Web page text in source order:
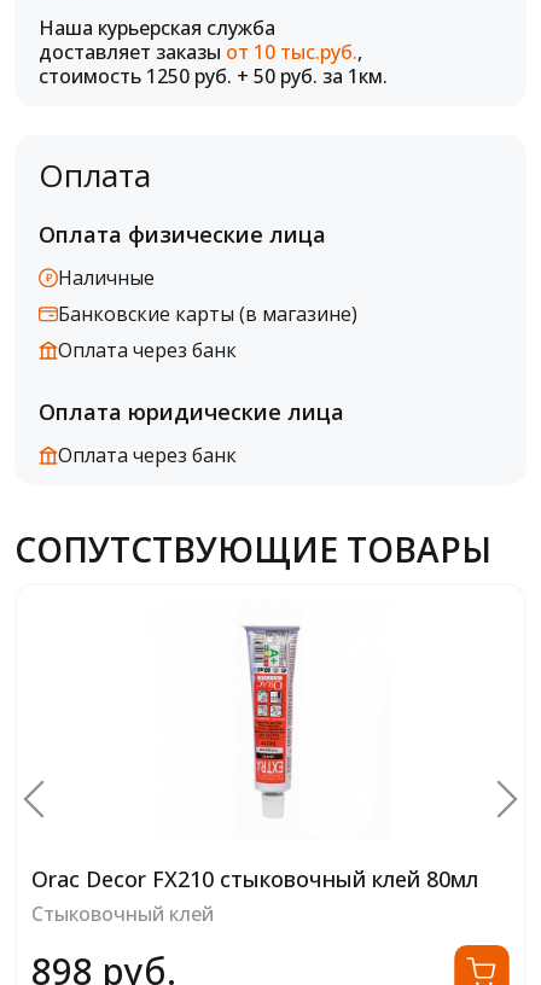
Наша курьерская служба
доставляет заказы от 10 тыс.руб.,
стоимость 1250 руб. + 50 руб. за 1км.
Оплата
Оплата физические лица
Наличные
Банковские карты (в магазине)
Оплата через банк
Оплата юридические лица
Оплата через банк
СОПУТСТВУЮЩИЕ ТОВАРЫ
Стыковочный клей
2 022 руб.